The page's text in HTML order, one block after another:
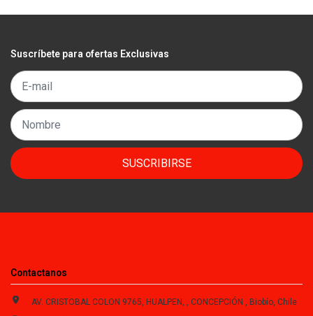
Suscríbete para ofertas Exclusivas
SUSCRIBIRSE
Contactanos
AV. CRISTOBAL COLON 9765, HUALPEN, , CONCEPCIÓN , Biobío, Chile